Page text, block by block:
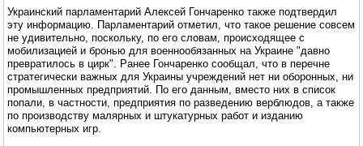
Украинский парламентарий Алексей Гончаренко также подтвердил
эту информацию. Парламентарий отметил, что такое решение совсем
не удивительно, поскольку, по его словам, происходящее с
мобилизацией и бронью для военнообязанных на Украине "давно
превратилось в цирк". Ранее Гончаренко сообщал, что в перечне
стратегически важных для Украины учреждений нет ни оборонных, ни
промышленных предприятий. По его данным, вместо них в список
попали, в частности, предприятия по разведению верблюдов, а также
по производству малярных и штукатурных работ и изданию
компьютерных игр.